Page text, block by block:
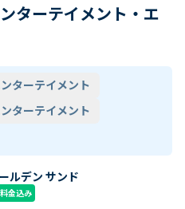
ターテイメント・エ
ターテイメント
ターテイメント
ルデン サンド
料金込み